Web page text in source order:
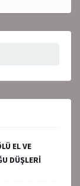
EL VE
DÜŞLERİ